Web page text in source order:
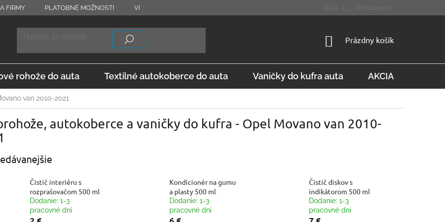
FIRMY PLATOBNÉ MOŽNOSTI VRÁTENIE TOVARU Prihlásenie
NÁKUPNÝ
Prázdny košík
rohože do auta Textilné autokoberce do auta Vaničky do kufra auta AKCIA
van 2010-2021
autokoberce a vaničky do kufra - Opel Movano van 2010-
Čistič interiéru s
rozprašovačom 500 ml
Dodanie: 1-3
pracovné dni
Kondicionér na gumu
a plasty 500 ml
Dodanie: 1-3
pracovné dni
Čistič diskov s
indikátorom 500 ml
Dodanie: 1-3
pracovné dni